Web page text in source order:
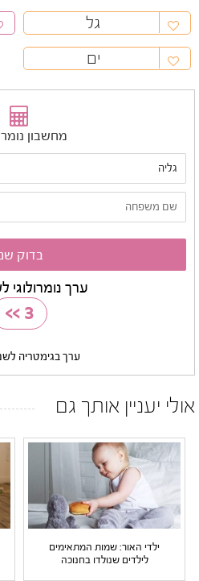
גל
ים
מחשבון
ערך נומרולוגי
3
>>
ערך בגימטריה
אולי יעניין אותך גם
ילדי האור: שמות המתאימים
לילדים שנולדו בחנוכה